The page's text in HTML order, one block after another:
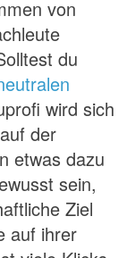
von
du
wird sich
der
etwas dazu
sein,
Ziel
auf ihrer